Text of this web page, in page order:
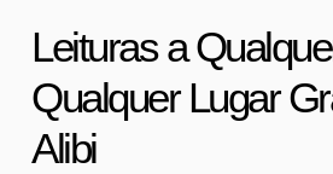
Leituras a
Qualquer Lugar
Alibi